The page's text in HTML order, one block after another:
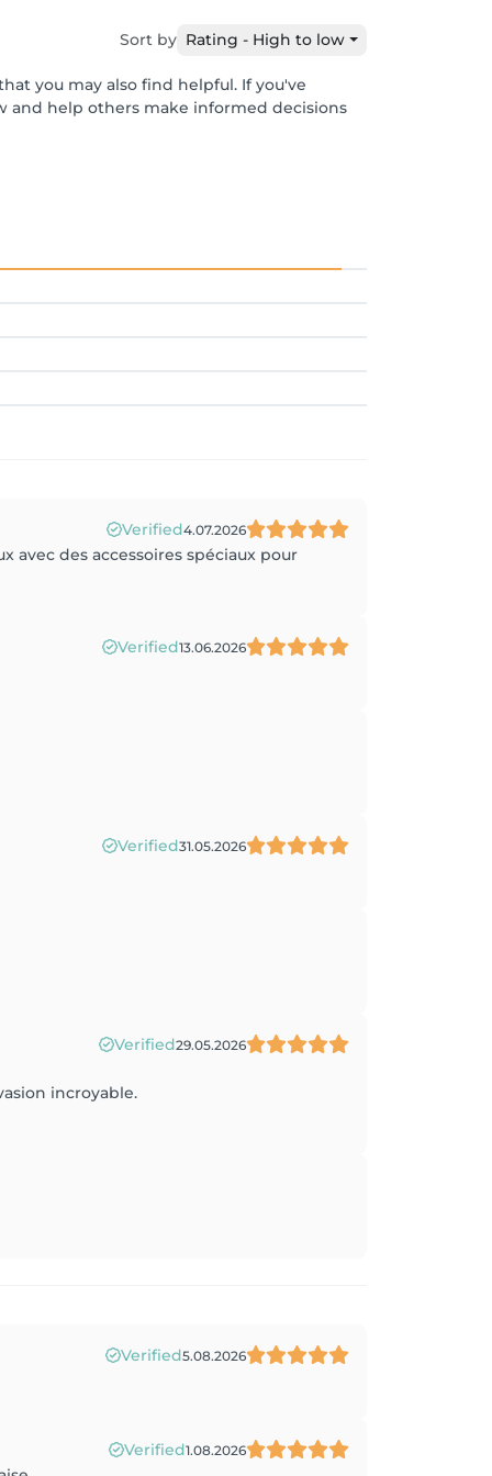
Sort by Rating - High to low
you may also find helpful. If you've
and help others make informed decisions
Verified4.07.2026
avec des accessoires spéciaux pour
Verified13.06.2026
Verified31.05.2026
Verified29.05.2026
incroyable.
Verified5.08.2026
Verified1.08.2026